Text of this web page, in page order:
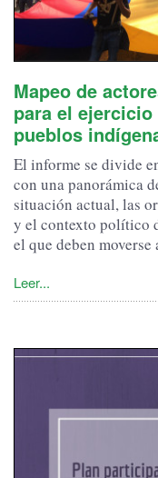
Mapeo de
para el
pueblos
El informe se divide
con una panorámica
situación actual, las
y el contexto político
el que deben moverse
Leer...